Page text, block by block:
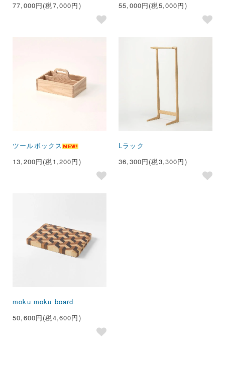
77,000円(税7,000円)
55,000円(税5,000円)
ツールボックス
13,200円(税1,200円)
Lラック
36,300円(税3,300円)
moku moku board
50,600円(税4,600円)